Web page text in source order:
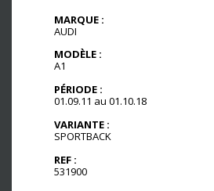
MARQUE :
AUDI
MODÈLE :
A1
PÉRIODE :
01.09.11 au 01.10.18
VARIANTE :
SPORTBACK
REF :
531900